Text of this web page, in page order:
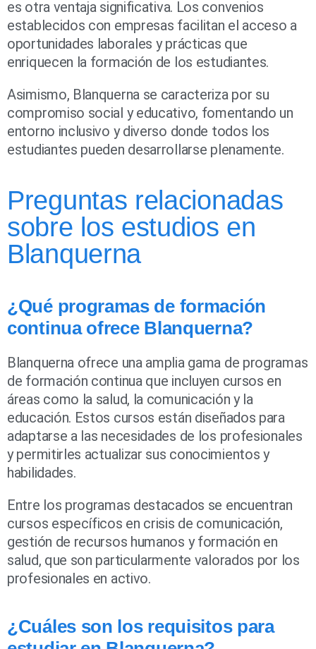
es otra ventaja significativa. Los convenios
establecidos con empresas facilitan el acceso a
oportunidades laborales y prácticas que
enriquecen la formación de los estudiantes.
Asimismo, Blanquerna se caracteriza por su
compromiso social y educativo, fomentando un
entorno inclusivo y diverso donde todos los
estudiantes pueden desarrollarse plenamente.
Preguntas relacionadas
sobre los estudios en
Blanquerna
¿Qué programas de formación
continua ofrece Blanquerna?
Blanquerna ofrece una amplia gama de programas
de formación continua que incluyen cursos en
áreas como la salud, la comunicación y la
educación. Estos cursos están diseñados para
adaptarse a las necesidades de los profesionales
y permitirles actualizar sus conocimientos y
habilidades.
Entre los programas destacados se encuentran
cursos específicos en crisis de comunicación,
gestión de recursos humanos y formación en
salud, que son particularmente valorados por los
profesionales en activo.
¿Cuáles son los requisitos para